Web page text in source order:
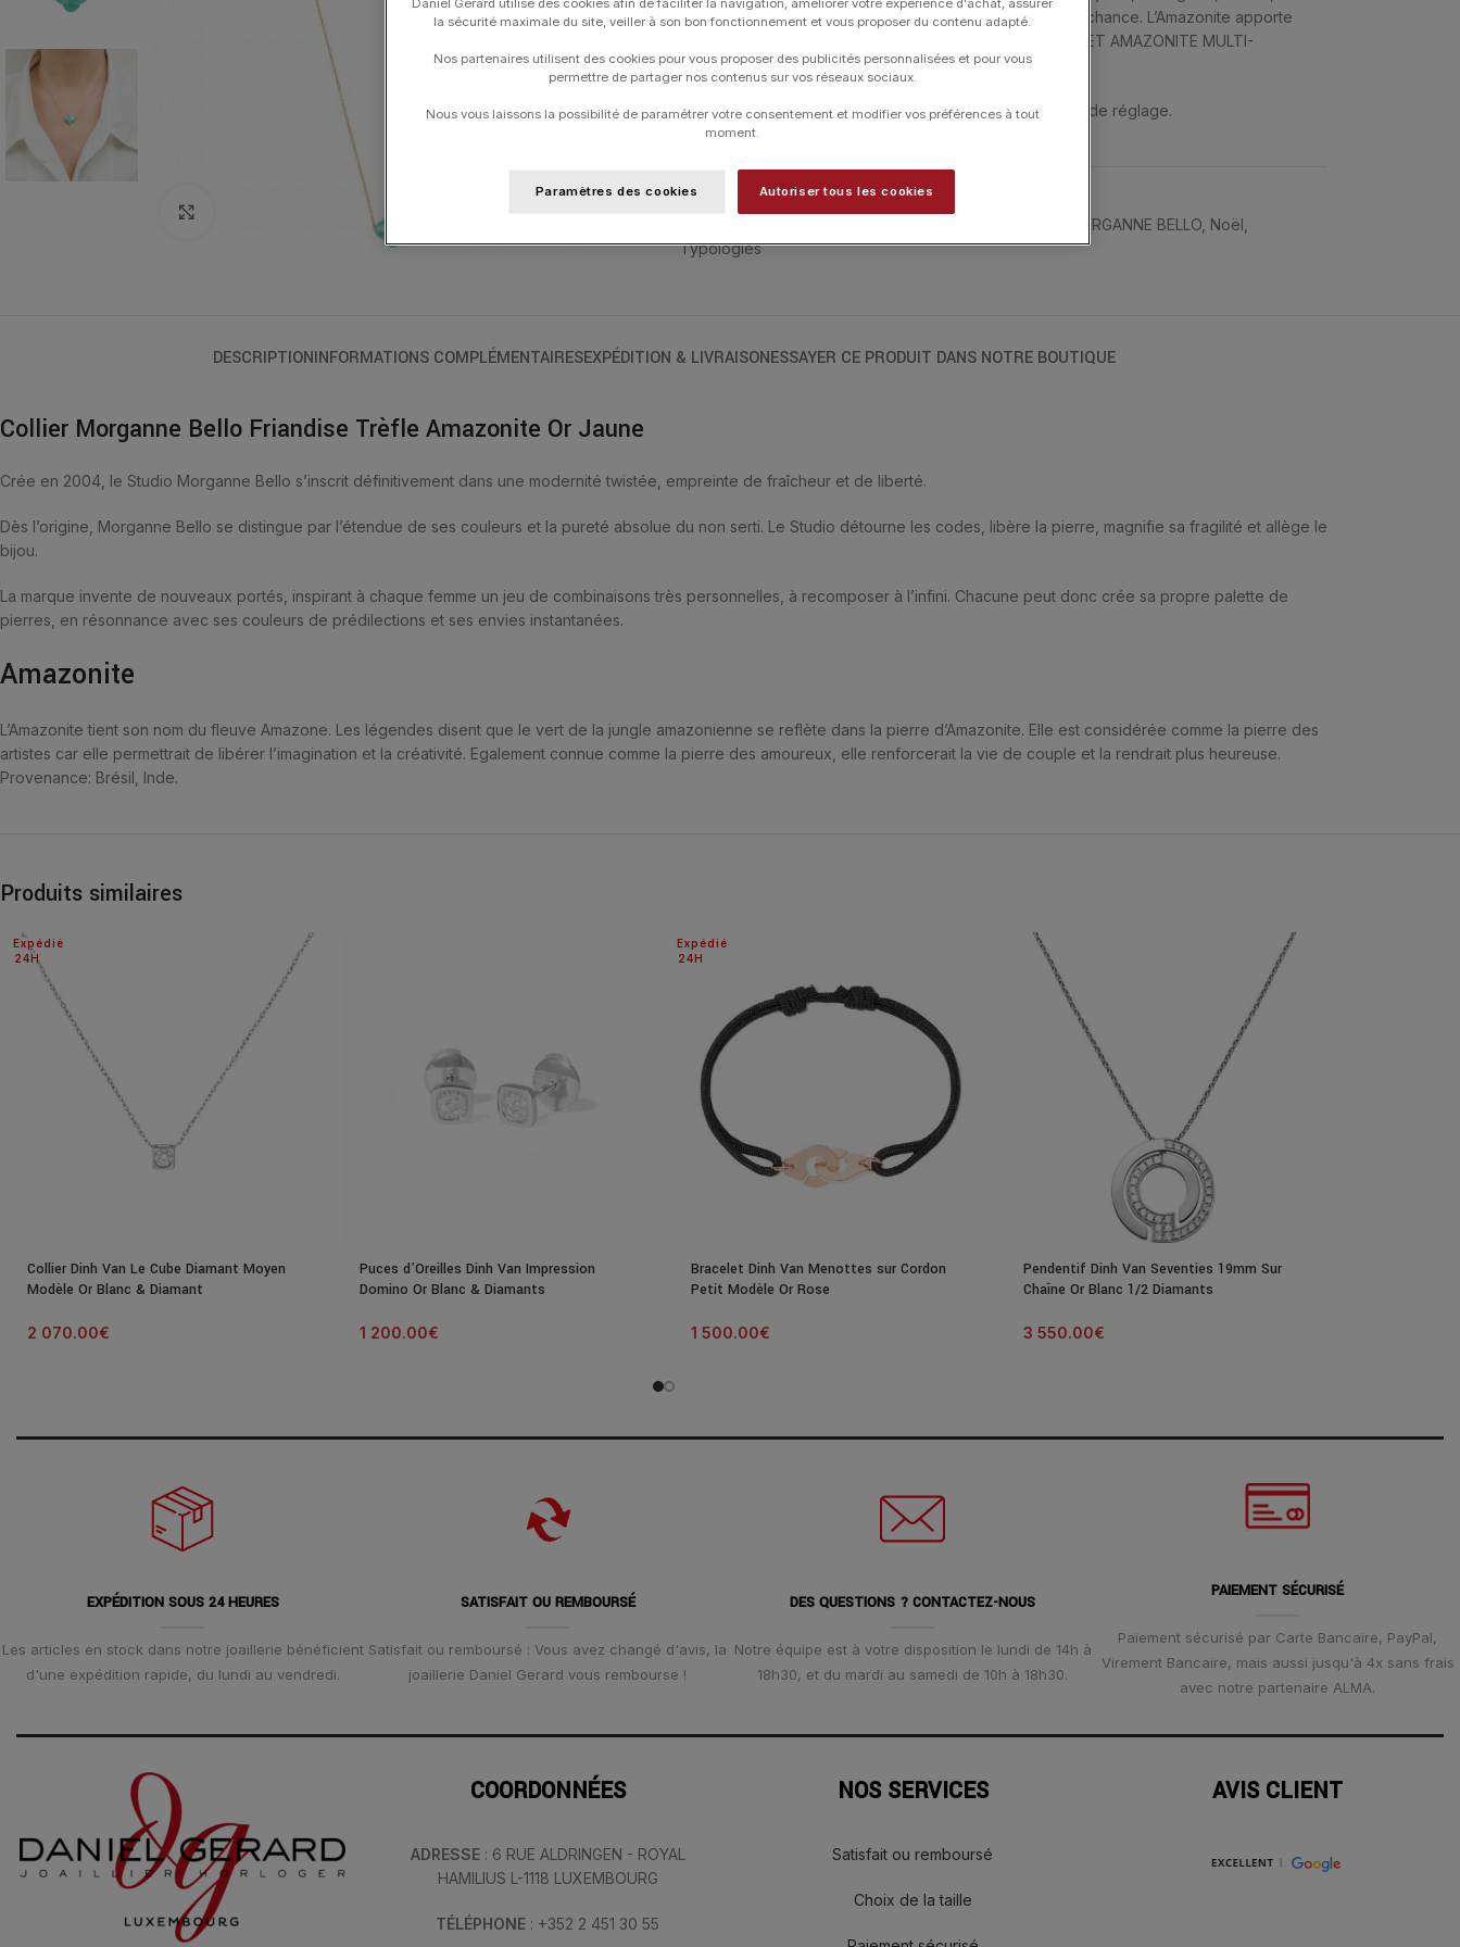
contact de la peau. La taille en « trèfle » est symbole de chance. L’Amazonite apporte
Imagination et Créativité. COLLIER OR JAUNE 18 CARATS ET AMAZONITE MULTI-
FACETTÉE (5 CARATS).
Les colliers ont une longueur de 42 cm et ont 3 anneaux de réglage.
UGS :
1013YB1B195
MORGANNE BELLO, Noël
Typologies
DESCRIPTIONINFORMATIONS COMPLÉMENTAIRESEXPÉDITION & LIVRAISONESSAYER CE PRODUIT DANS NOTRE BOUTIQUE
Collier Morganne Bello Friandise Trèfle Amazonite Or Jaune
Crée en 2004, le Studio Morganne Bello s’inscrit définitivement dans une modernité twistée, empreinte de fraîcheur et de liberté.
Dès l’origine, Morganne Bello se distingue par l’étendue de ses couleurs et la pureté absolue du non serti. Le Studio détourne les codes, libère la pierre, magnifie sa fragilité et allège le
bijou.
La marque invente de nouveaux portés, inspirant à chaque femme un jeu de combinaisons très personnelles, à recomposer à l’infini. Chacune peut donc crée sa propre palette de
pierres, en résonnance avec ses couleurs de prédilections et ses envies instantanées.
Amazonite
L’Amazonite tient son nom du fleuve Amazone. Les légendes disent que le vert de la jungle amazonienne se reflète dans la pierre d’Amazonite. Elle est considérée comme la pierre des
artistes car elle permettrait de libérer l’imagination et la créativité. Egalement connue comme la pierre des amoureux, elle renforcerait la vie de couple et la rendrait plus heureuse.
Provenance: Brésil, Inde.
Produits similaires
24H
Expédié
Collier Dinh Van Le Cube Diamant Moyen
Modèle Or Blanc & Diamant
2 070.00€
Puces d’Oreilles Dinh Van Impression
Domino Or Blanc & Diamants
1 200.00€
24H
Expédié
Bracelet Dinh Van Menottes sur Cordon
Petit Modèle Or Rose
1 500.00€
Pendentif Dinh Van Seventies 19mm Sur
Chaîne Or Blanc 1/2 Diamants
3 550.00€
EXPÉDITION SOUS 24 HEURES
Les articles en stock dans notre joaillerie bénéficient
d'une expédition rapide, du lundi au vendredi.
SATISFAIT OU REMBOURSÉ
Satisfait ou remboursé : Vous avez changé d'avis, la
joaillerie Daniel Gerard vous rembourse !
DES QUESTIONS ? CONTACTEZ-NOUS
Notre équipe est à votre disposition le lundi de 14h à
18h30, et du mardi au samedi de 10h à 18h30.
PAIEMENT SÉCURISÉ
Paiement sécurisé par Carte Bancaire, PayPal,
Virement Bancaire, mais aussi jusqu'à 4x sans frais
avec notre partenaire ALMA.
COORDONNÉES
ADRESSE: 6 RUE ALDRINGEN - ROYAL
HAMILIUS L-1118 LUXEMBOURG
TÉLÉPHONE : +352 2 451 30 55
NOS SERVICES
Satisfait ou remboursé
Choix de la taille
AVIS CLIENT
Daniel Gerard utilise des cookies afin de faciliter la navigation, améliorer votre expérience d'achat, assurer
la sécurité maximale du site, veiller à son bon fonctionnement et vous proposer du contenu adapté.
Nos partenaires utilisent des cookies pour vous proposer des publicités personnalisées et pour vous
permettre de partager nos contenus sur vos réseaux sociaux.
Nous vous laissons la possibilité de paramétrer votre consentement et modifier vos préférences à tout
moment.
Paramètres des cookies Autoriser tous les cookies